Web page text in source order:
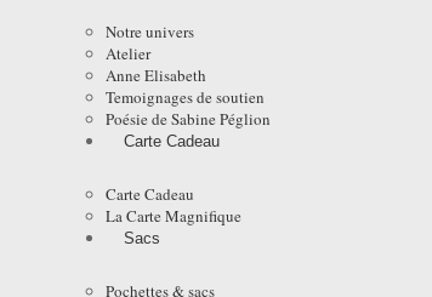
Notre univers
Atelier
Anne Elisabeth
Temoignages de soutien
Poésie de Sabine Péglion
Carte Cadeau
Carte Cadeau
La Carte Magnifique
Sacs
Pochettes & sacs